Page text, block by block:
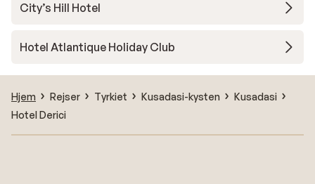
City’s Hill Hotel
Hotel Atlantique Holiday Club
Hjem Rejser Tyrkiet Kusadasi-kysten
Kusadasi
Hotel Derici